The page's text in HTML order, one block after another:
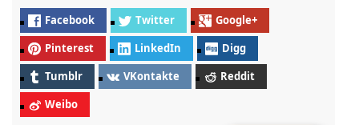
Facebook Twitter
Google+
Pinterest
LinkedIn
Digg
Tumblr
VKontakte
Reddit
Weibo